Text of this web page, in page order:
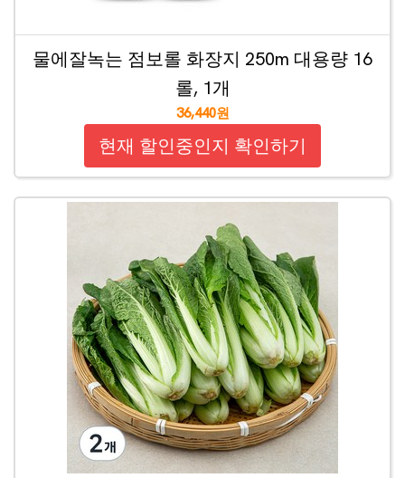
물에잘녹는 점보롤 화장지 250m 대용량 16
롤, 1개
36,440원
현재 할인중인지 확인하기